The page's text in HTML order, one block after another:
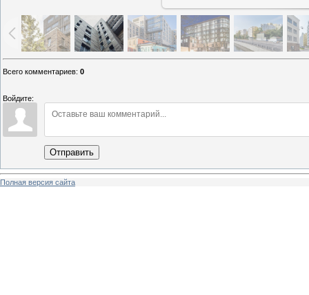
Всего комментариев: 0
Войдите:
Отправить
Полная версия сайта